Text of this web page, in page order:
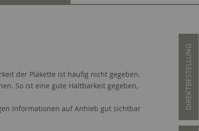
der Plakette ist häufig nicht gegeben.
So ist eine gute Haltbarkeit gegeben,
Informationen auf Anhieb gut sichtbar
DIREKTBESTELLUNG